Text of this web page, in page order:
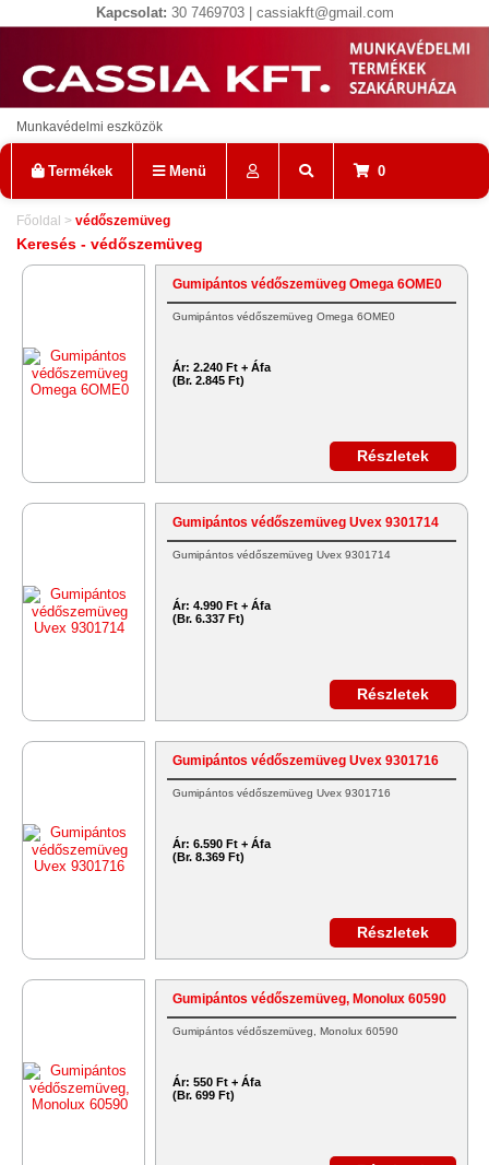
Kapcsolat: 30 7469703 | cassiakft@gmail.com
Munkavédelmi eszközök
Termékek Menü 0
Főoldal > védőszemüveg
Keresés - védőszemüveg
Gumipántos védőszemüveg Omega 6OME0
Gumipántos védőszemüveg Omega 6OME0
Ár: 2.240 Ft + Áfa
(Br. 2.845 Ft)
Részletek
Gumipántos védőszemüveg Uvex 9301714
Gumipántos védőszemüveg Uvex 9301714
Ár: 4.990 Ft + Áfa
(Br. 6.337 Ft)
Részletek
Gumipántos védőszemüveg Uvex 9301716
Gumipántos védőszemüveg Uvex 9301716
Ár: 6.590 Ft + Áfa
(Br. 8.369 Ft)
Részletek
Gumipántos védőszemüveg, Monolux 60590
Gumipántos védőszemüveg, Monolux 60590
Ár: 550 Ft + Áfa
(Br. 699 Ft)